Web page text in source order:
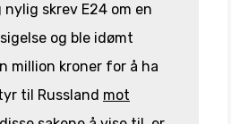
skrev E24 om en
og ble idømt
million kroner for å ha
til Russland mot